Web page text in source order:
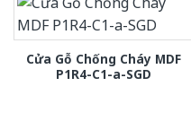
Cửa Gỗ Chống Cháy MDF
P1R4-C1-a-SGD